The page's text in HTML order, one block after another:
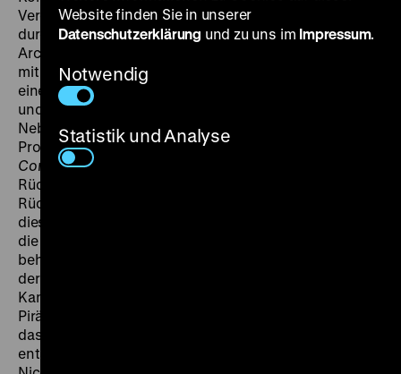
Vergangenheit Korinths, belegt durch Ruinen, scheint
durch eine weniger pittoreske als von Armut zeugende
Archaik der Lebensverhältnisse ersetzt. Einem Schäfer
mit seiner Herde folgt im Gegenschuss der Blick auf
eine moderne Eisenbahnbrücke über den Kanal. Alt
und Neu treffen aufeinander, doch macht dieses
Nebeneinander von Technik und überlieferter
Produktionsweise nicht den Kern des Films aus.
Corinth Canal
Rückständigkeit, sondern von der Überwindung eines
Rückschlags. Denn der eigentlich wichtige Kontrast in
diesem Film ist der zur jüngsten Vergangenheit, in der
die Brücke zerstört und der Kanal blockiert war. Ihn
behandelt der Handlungsstrang um Kapitän Nicola,
der mit seinem Segelschiff von Piräus aus durch den
Kanal die Güter weitertransportiert. Der Hafen von
Piräus gibt Gelegenheit, die Güterlieferungen durch
das „European Recovery Program“ (ERP)
entsprechend ins Bild zu setzen. Gewissermaßen mit
Website finden Sie in unserer
Datenschutzerklärung und zu uns im Impressum.
Notwendig
Statistik und Analyse